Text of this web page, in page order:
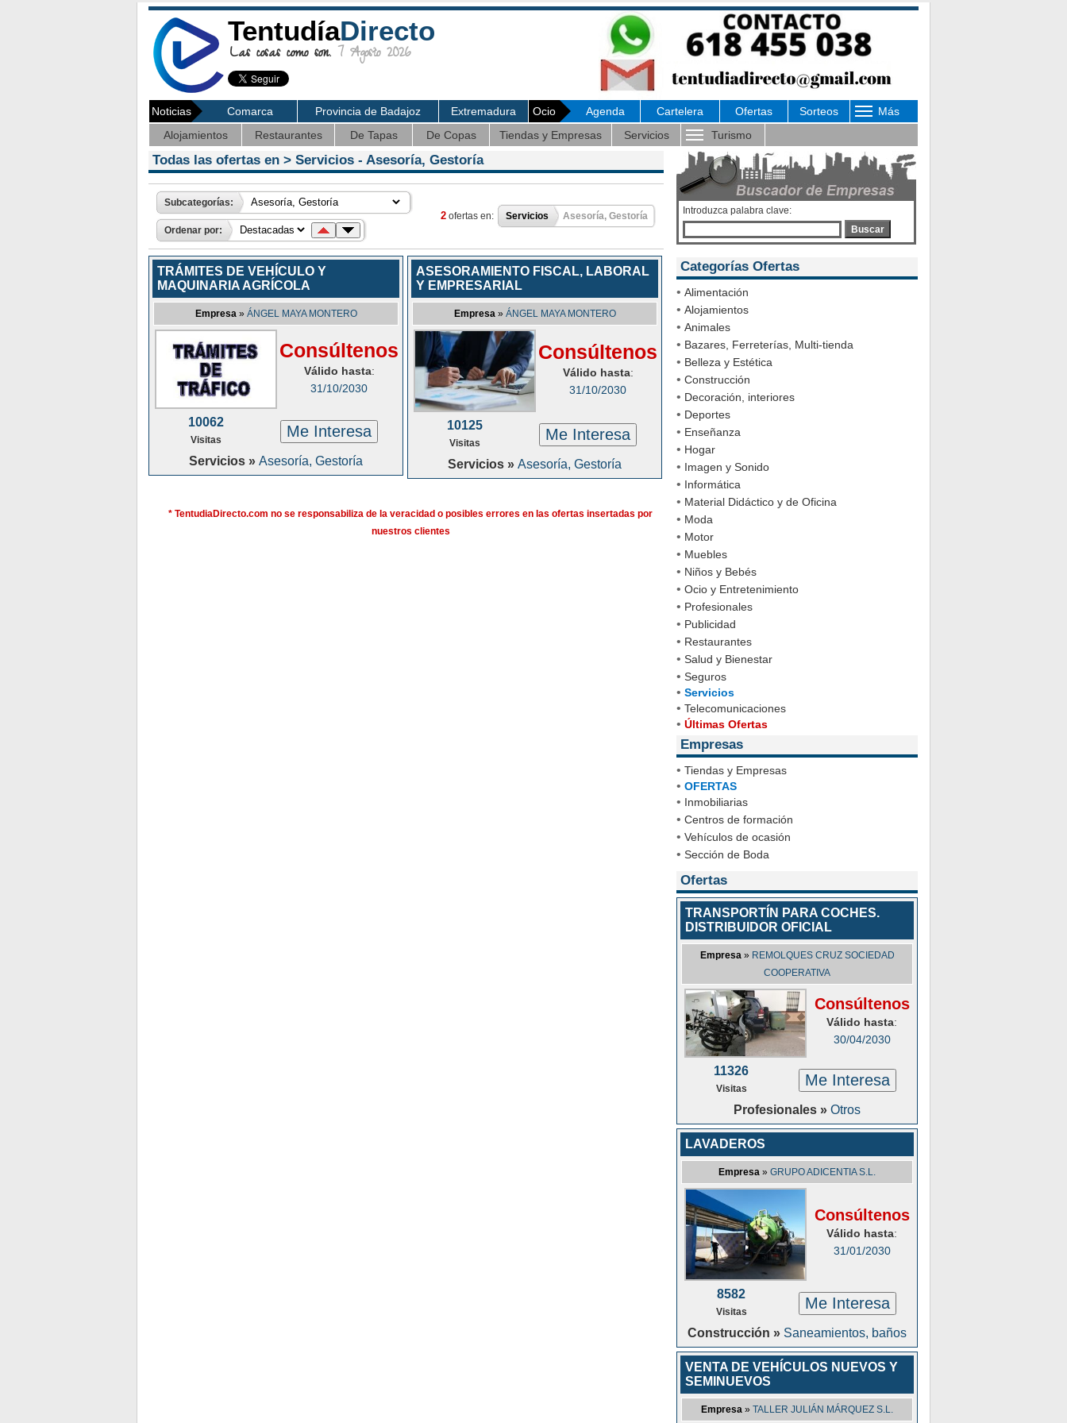
TentudíaDirecto
Las cosas como son. 7 Agosto 2026
Noticias Comarca Provincia de Badajoz Extremadura Ocio Agenda Cartelera Ofertas Sorteos
Más
Alojamientos
Restaurantes De Tapas De Copas Tiendas y Empresas Servicios Turismo
Todas las ofertas en > Servicios - Asesoría, Gestoría
Subcategorías:
Ordenar por:
2 ofertas en: Servicios Asesoría, Gestoría
TRÁMITES DE VEHÍCULO Y
MAQUINARIA AGRÍCOLA
Empresa» ÁNGEL MAYA MONTERO
Consúltenos
Válido hasta:
31/10/2030
10062
Visitas Me Interesa
Servicios » Asesoría, Gestoría
ASESORAMIENTO FISCAL, LABORAL
Y EMPRESARIAL
Empresa» ÁNGEL MAYA MONTERO
Consúltenos
Válido hasta:
31/10/2030
10125
Visitas Me Interesa
Servicios » Asesoría, Gestoría
* TentudiaDirecto.com no se responsabiliza de la veracidad o posibles errores en las ofertas insertadas por
nuestros clientes
Introduzca palabra clave:
Buscar
Categorías Ofertas
• Alimentación
• Alojamientos
• Animales
• Bazares, Ferreterías, Multi-tienda
• Belleza y Estética
• Construcción
• Decoración, interiores
• Deportes
• Enseñanza
• Hogar
• Imagen y Sonido
• Informática
• Material Didáctico y de Oficina
• Moda
• Motor
• Muebles
• Niños y Bebés
• Ocio y Entretenimiento
• Profesionales
• Publicidad
• Restaurantes
• Salud y Bienestar
• Seguros
• Servicios
• Telecomunicaciones
• Últimas Ofertas
Empresas
• Tiendas y Empresas
• OFERTAS
• Inmobiliarias
• Centros de formación
• Vehículos de ocasión
• Sección de Boda
Ofertas
TRANSPORTÍN PARA COCHES.
DISTRIBUIDOR OFICIAL
Empresa» REMOLQUES CRUZ SOCIEDAD
COOPERATIVA
Consúltenos
Válido hasta:
30/04/2030
11326
Visitas Me Interesa
Profesionales » Otros
LAVADEROS
Empresa » GRUPO ADICENTIA S.L.
Consúltenos
Válido hasta:
31/01/2030
8582
Visitas Me Interesa
Construcción » Saneamientos, baños
VENTA DE VEHÍCULOS NUEVOS Y
SEMINUEVOS
Empresa » TALLER JULIÁN MÁRQUEZ S.L.